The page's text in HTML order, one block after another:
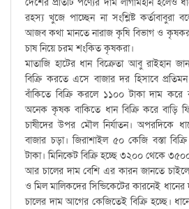
রহস্য খুজে পাচ্ছেন না সংশ্লিষ্ট কর্তাবাবুরা
আজব কথা মানতে নারাজ কৃষি বিভাগ ও
চাষ নিয়ে চরম শংকিত কৃষকরা।
মাতাজি হাটের ধান বিক্রেতা আবু রাইহান
বিক্রি করতে এসে বাজার দর হিসাবে
বাঁকিতে বিক্রি করলে ১১০০ টাকা দাম করে
অনেক কৃষক বাকিতে ধান বিক্রি করে বাড়ি
চাষীদের উপর মৌল নির্যাতন। অপরদিকে
বাজার চড়া। জিরাশাইল ৫০ কেজি বস্তা
টাকা। মিনিকেট বিক্রি হচ্ছে ৩২০০ থেকে
আর চালের দাম বেশি এর কারন জানতে
ও মিল মালিকদের সিন্ডিকেটের কারনেই
চালের দাম আগের কেজিতেই বিক্রি হচ্ছে।